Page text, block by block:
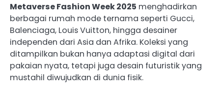
Metaverse Fashion Week 2025 menghadirkan
berbagai rumah mode ternama seperti Gucci,
Balenciaga, Louis Vuitton, hingga desainer
independen dari Asia dan Afrika. Koleksi yang
ditampilkan bukan hanya adaptasi digital dari
pakaian nyata, tetapi juga desain futuristik yang
mustahil diwujudkan di dunia fisik.